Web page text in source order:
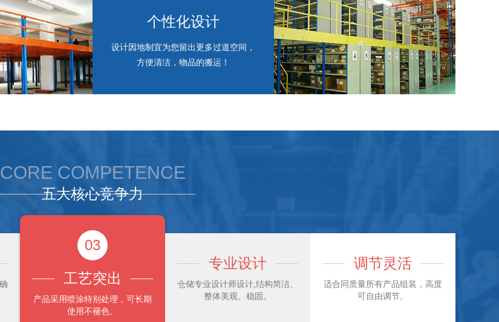
个性化设计
设计因地制宜为您留出更多过道空间，
方便清洁，物品的搬运！
CORE COMPETENCE
五大核心竞争力
03
工艺突出
产品采用喷涂特别处理，可长期
使用不褪色。
专业设计
仓储专业设计师设计,结构简洁、
整体美观、稳固。
调节灵活
适合同质量所有产品组装，高度
可自由调节。